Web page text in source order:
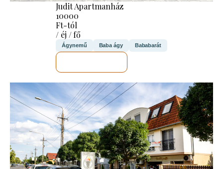
Judit Apartmanház
10000
Ft-tól
/ éj / fő
Ágynemű Baba ágy Bababarát